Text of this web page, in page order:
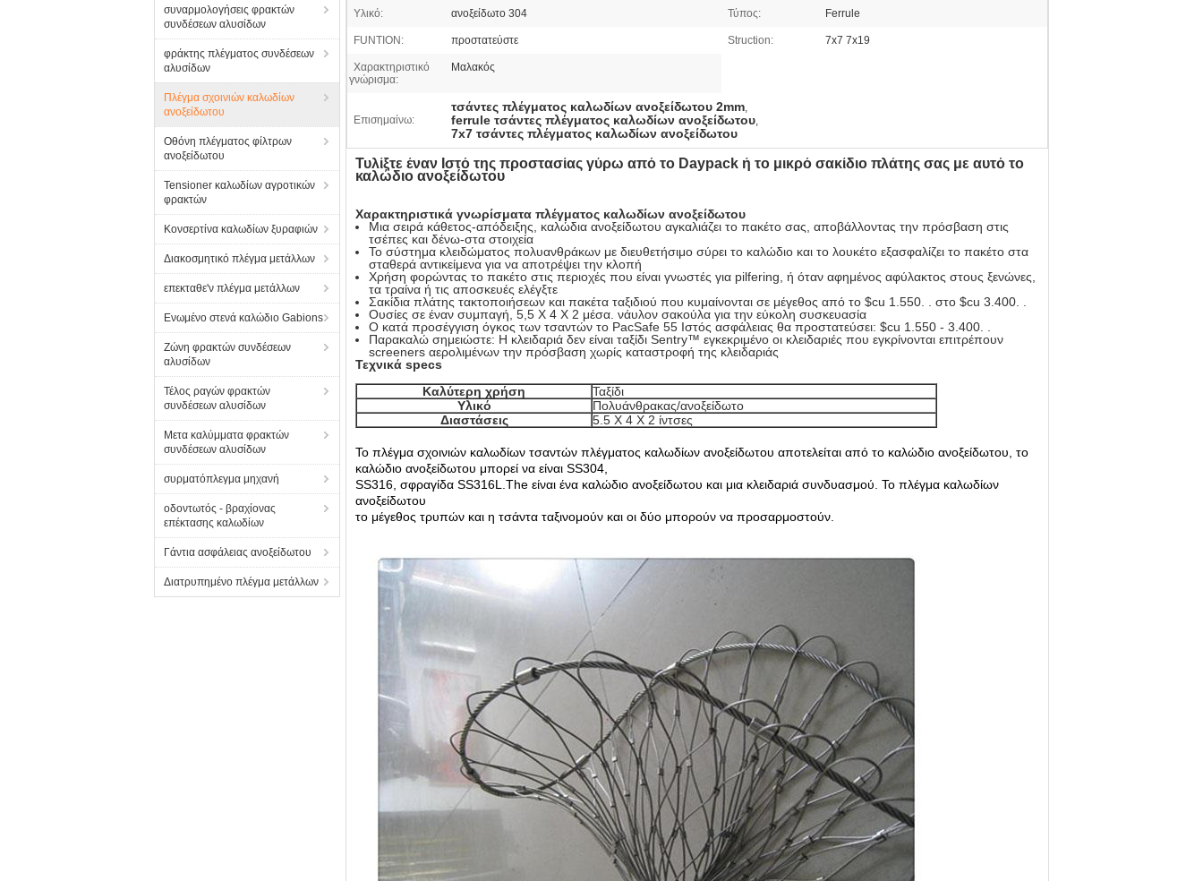
συναρμολογήσεις φρακτών
συνδέσεων αλυσίδων
φράκτης πλέγματος συνδέσεων
αλυσίδων
Πλέγμα σχοινιών καλωδίων
ανοξείδωτου
Οθόνη πλέγματος φίλτρων
ανοξείδωτου
Tensioner καλωδίων αγροτικών
φρακτών
Κονσερτίνα καλωδίων ξυραφιών
Διακοσμητικό πλέγμα μετάλλων
επεκταθε'ν πλέγμα μετάλλων
Ενωμένο στενά καλώδιο Gabions
Ζώνη φρακτών συνδέσεων
αλυσίδων
Τέλος ραγών φρακτών
συνδέσεων αλυσίδων
Μετα καλύμματα φρακτών
συνδέσεων αλυσίδων
συρματόπλεγμα μηχανή
οδοντωτός - βραχίονας
επέκτασης καλωδίων
Γάντια ασφάλειας ανοξείδωτου
Διατρυπημένο πλέγμα μετάλλων
Υλικό: ανοξείδωτο 304 Τύπος: Ferrule
FUNTION: προστατεύστε Struction: 7x7 7x19
Χαρακτηριστικό
γνώρισμα:
Μαλακός
Επισημαίνω:
τσάντες πλέγματος καλωδίων ανοξείδωτου 2mm,
ferrule τσάντες πλέγματος καλωδίων ανοξείδωτου,
7x7 τσάντες πλέγματος καλωδίων ανοξείδωτου
Τυλίξτε έναν Ιστό της προστασίας γύρω από το Daypack ή το μικρό σακίδιο πλάτης σας με αυτό το
καλώδιο ανοξείδωτου
Χαρακτηριστικά γνωρίσματα πλέγματος καλωδίων ανοξείδωτου
Μια σειρά κάθετος-απόδειξης, καλώδια ανοξείδωτου αγκαλιάζει το πακέτο σας, αποβάλλοντας την πρόσβαση στις
τσέπες και δένω-στα στοιχεία
Το σύστημα κλειδώματος πολυανθράκων με διευθετήσιμο σύρει το καλώδιο και το λουκέτο εξασφαλίζει το πακέτο στα
σταθερά αντικείμενα για να αποτρέψει την κλοπή
Χρήση φορώντας το πακέτο στις περιοχές που είναι γνωστές για pilfering, ή όταν αφημένος αφύλακτος στους ξενώνες,
τα τραίνα ή τις αποσκευές ελέγξτε
Σακίδια πλάτης τακτοποιήσεων και πακέτα ταξιδιού που κυμαίνονται σε μέγεθος από το $cu 1.550. . στο $cu 3.400. .
Ουσίες σε έναν συμπαγή, 5,5 X 4 X 2 μέσα. νάυλον σακούλα για την εύκολη συσκευασία
Ο κατά προσέγγιση όγκος των τσαντών το PacSafe 55 Ιστός ασφάλειας θα προστατεύσει: $cu 1.550 - 3.400. .
Παρακαλώ σημειώστε: Η κλειδαριά δεν είναι ταξίδι Sentry™ εγκεκριμένο οι κλειδαριές που εγκρίνονται επιτρέπουν
screeners αερολιμένων την πρόσβαση χωρίς καταστροφή της κλειδαριάς
Τεχνικά specs
Καλύτερη χρήση
Ταξίδι
Υλικό
Πολυάνθρακας/ανοξείδωτο
Διαστάσεις
5.5 X 4 X 2 ίντσες
Το πλέγμα σχοινιών καλωδίων τσαντών πλέγματος καλωδίων ανοξείδωτου αποτελείται από το καλώδιο ανοξείδωτου, το
καλώδιο ανοξείδωτου μπορεί να είναι SS304,
SS316, σφραγίδα SS316L.The είναι ένα καλώδιο ανοξείδωτου και μια κλειδαριά συνδυασμού. Το πλέγμα καλωδίων
ανοξείδωτου
το μέγεθος τρυπών και η τσάντα ταξινομούν και οι δύο μπορούν να προσαρμοστούν.